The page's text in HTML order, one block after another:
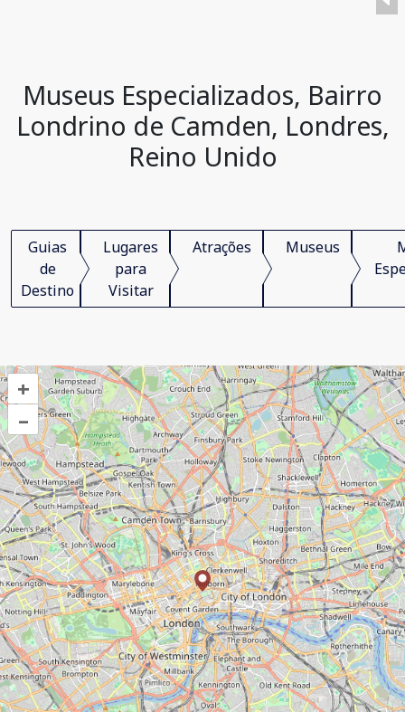
Museus Especializados, Bairro
Londrino de Camden, Londres,
Reino Unido
Guias
de
Destino
Lugares
para
Visitar
Atrações Museus
+
–